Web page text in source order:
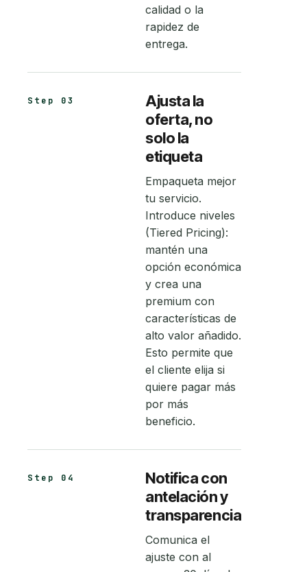
calidad o la
rapidez de
entrega.
Step 03
Ajusta la
oferta, no
solo la
etiqueta
Empaqueta mejor
tu servicio.
Introduce niveles
(Tiered Pricing):
mantén una
opción económica
y crea una
premium con
características de
alto valor añadido.
Esto permite que
el cliente elija si
quiere pagar más
por más
beneficio.
Step 04
Notifica con
antelación y
transparencia
Comunica el
ajuste con al